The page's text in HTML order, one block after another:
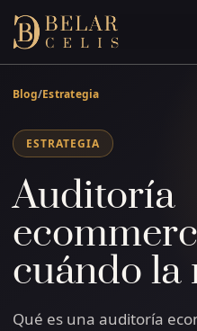
Blog/Estrategia
ESTRATEGIA
Auditoría
cuándo la
Qué es una auditoría